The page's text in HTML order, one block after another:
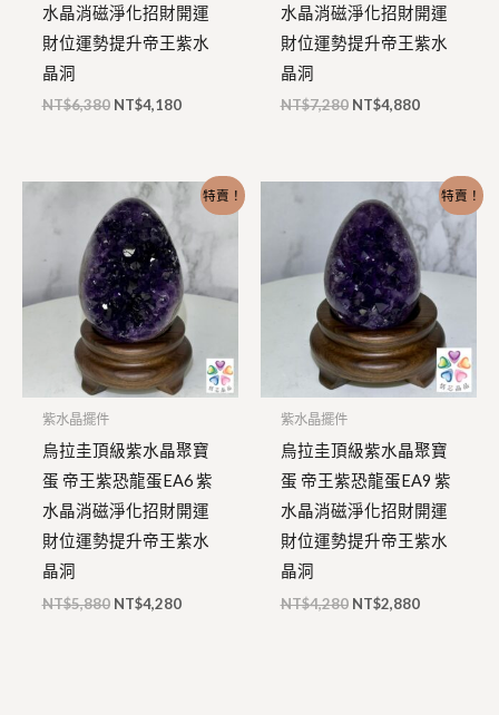
水晶消磁淨化招財開運
財位運勢提升帝王紫水
晶洞
NT$6,380 NT$4,180
水晶消磁淨化招財開運
財位運勢提升帝王紫水
晶洞
NT$7,280 NT$4,880
特賣！
紫水晶擺件
烏拉圭頂級紫水晶聚寶
蛋 帝王紫恐龍蛋EA6 紫
水晶消磁淨化招財開運
財位運勢提升帝王紫水
晶洞
NT$5,880
始
價
格：
NT$5,880。
NT$4,280
目
格：
NT$4,280。
特賣！
紫水晶擺件
烏拉圭頂級紫水晶聚寶
蛋 帝王紫恐龍蛋EA9 紫
水晶消磁淨化招財開運
財位運勢提升帝王紫水
晶洞
NT$4,280
始
價
格：
NT$4,280。
NT$2,880
價
格：
NT$2,880